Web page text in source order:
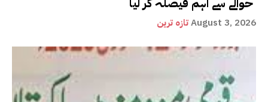
تازہ ترینAugust 3, 2026